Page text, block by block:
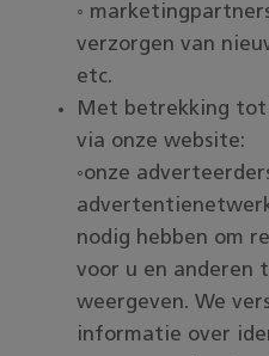
◦
verzorgen van
etc.
Met betrekking
via onze website:
◦onze
nodig hebben om
voor u en anderen
weergeven. We
informatie over